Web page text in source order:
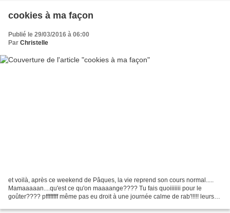
cookies à ma façon
Publié le 29/03/2016 à 06:00
Par Christelle
et voilà, après ce weekend de Pâques, la vie reprend son cours normal.....
Mamaaaaan....qu'est ce qu'on maaaange???? Tu fais quoiiiiiii pour le
goûter???? pffffffff même pas eu droit à une journée calme de rab'!!!!! leurs